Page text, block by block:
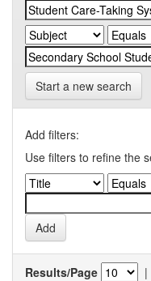
Start a new search
Add filters:
Use filters to refine the
Results/Page |